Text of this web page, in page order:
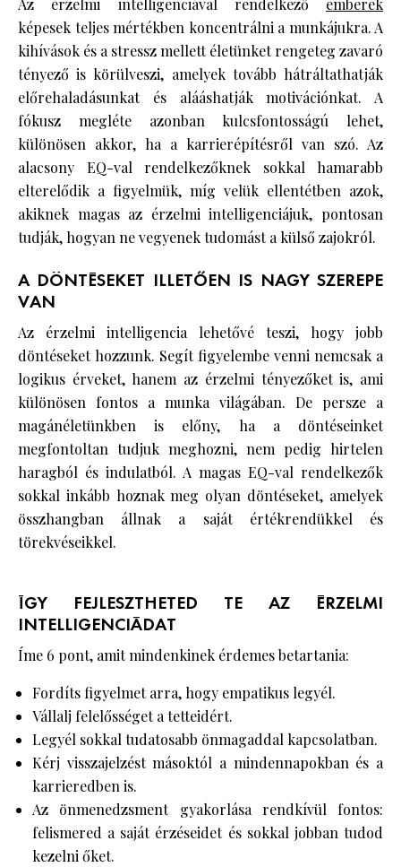
Az érzelmi intelligenciával rendelkező emberek
képesek teljes mértékben koncentrálni a munkájukra. A
kihívások és a stressz mellett életünket rengeteg zavaró
tényező is körülveszi, amelyek tovább hátráltathatják
előrehaladásunkat és alááshatják motivációnkat. A
fókusz megléte azonban kulcsfontosságú lehet,
különösen akkor, ha a karrierépítésről van szó. Az
alacsony EQ-val rendelkezőknek sokkal hamarabb
elterelődik a figyelmük, míg velük ellentétben azok,
akiknek magas az érzelmi intelligenciájuk, pontosan
tudják, hogyan ne vegyenek tudomást a külső zajokról.
A DÖNTÉSEKET ILLETŐEN IS NAGY SZEREPE
VAN
Az érzelmi intelligencia lehetővé teszi, hogy jobb
döntéseket hozzunk. Segít figyelembe venni nemcsak a
logikus érveket, hanem az érzelmi tényezőket is, ami
különösen fontos a munka világában. De persze a
magánéletünkben is előny, ha a döntéseinket
megfontoltan tudjuk meghozni, nem pedig hirtelen
haragból és indulatból. A magas EQ-val rendelkezők
sokkal inkább hoznak meg olyan döntéseket, amelyek
összhangban állnak a saját értékrendükkel és
törekvéseikkel.
ÍGY FEJLESZTHETED TE AZ ÉRZELMI
INTELLIGENCIÁDAT
Íme 6 pont, amit mindenkinek érdemes betartania:
Fordíts figyelmet arra, hogy empatikus legyél.
Vállalj felelősséget a tetteidért.
Legyél sokkal tudatosabb önmagaddal kapcsolatban.
Kérj visszajelzést másoktól a mindennapokban és a
karrieredben is.
Az önmenedzsment gyakorlása rendkívül fontos:
felismered a saját érzéseidet és sokkal jobban tudod
kezelni őket.